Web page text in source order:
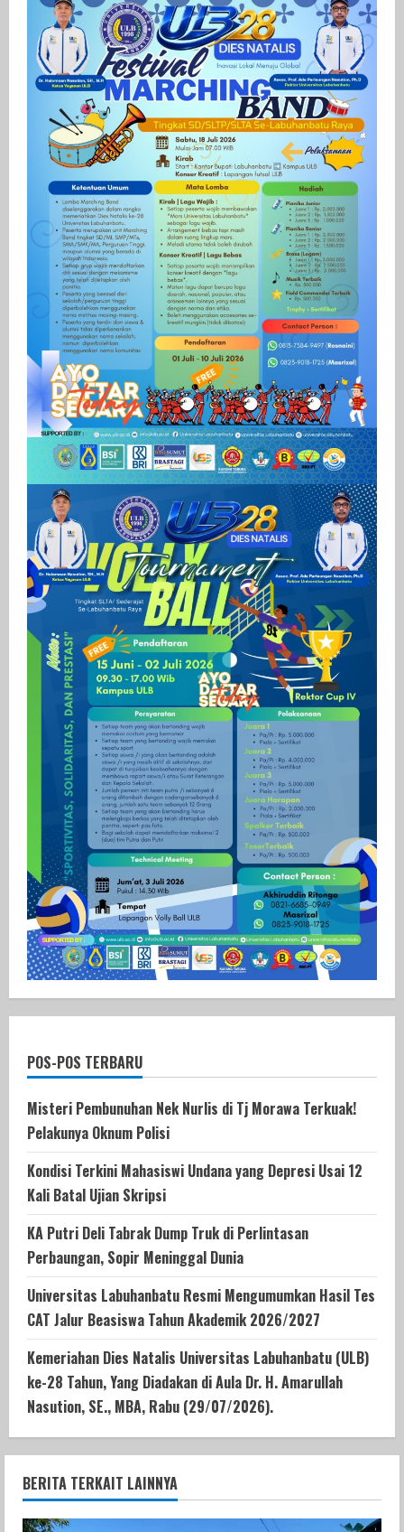
POS-POS TERBARU
Misteri Pembunuhan Nek Nurlis di Tj Morawa Terkuak!
Pelakunya Oknum Polisi
Kondisi Terkini Mahasiswi Undana yang Depresi Usai 12
Kali Batal Ujian Skripsi
KA Putri Deli Tabrak Dump Truk di Perlintasan
Perbaungan, Sopir Meninggal Dunia
Universitas Labuhanbatu Resmi Mengumumkan Hasil Tes
CAT Jalur Beasiswa Tahun Akademik 2026/2027
Kemeriahan Dies Natalis Universitas Labuhanbatu (ULB)
ke-28 Tahun, Yang Diadakan di Aula Dr. H. Amarullah
Nasution, SE., MBA, Rabu (29/07/2026).
BERITA TERKAIT LAINNYA